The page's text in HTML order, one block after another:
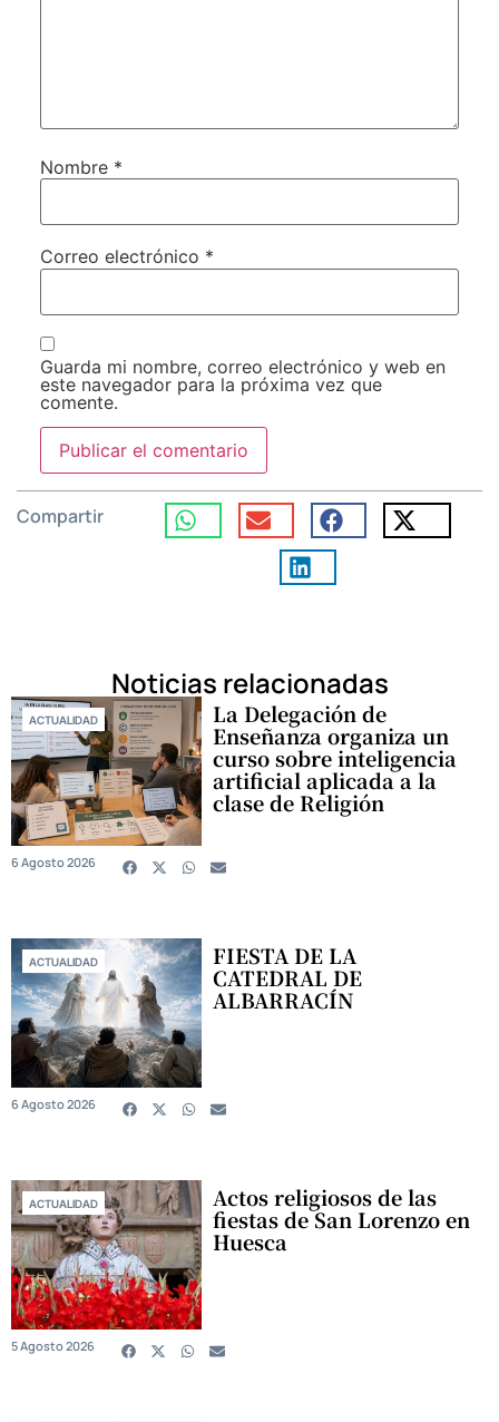
Nombre *
Correo electrónico *
Guarda mi nombre, correo electrónico y web en
este navegador para la próxima vez que
comente.
Compartir
Noticias relacionadas
ACTUALIDAD La Delegación de
Enseñanza organiza un
curso sobre inteligencia
artificial aplicada a la
clase de Religión
6 Agosto 2026
ACTUALIDAD FIESTA DE LA
CATEDRAL DE
ALBARRACÍN
6 Agosto 2026
ACTUALIDAD Actos religiosos de las
fiestas de San Lorenzo en
Huesca
5 Agosto 2026